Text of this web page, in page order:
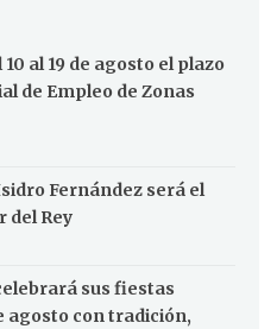
al 19 de agosto el plazo
de Empleo de Zonas
Fernández será el
del Rey
sus fiestas
agosto con tradición,